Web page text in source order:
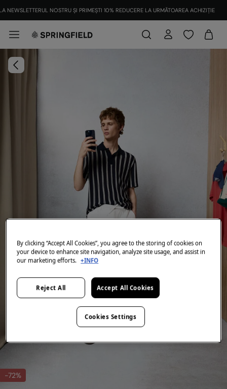
-72%
By clicking “Accept All Cookies”, you agree to the storing of cookies on
your device to enhance site navigation, analyze site usage, and assist in
our marketing efforts. +INFO
Reject All Accept All Cookies
Cookies Settings